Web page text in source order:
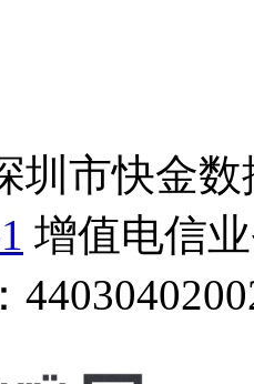
圳市快金
增值电信